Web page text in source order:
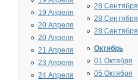
19 Апреля
20 Апреля
20 Апреля
21 Апреля
23 Апреля
24 Апреля
28 Сентября
28 Сентября
28 Сентября
Октябрь
01 Октября
05 Октября